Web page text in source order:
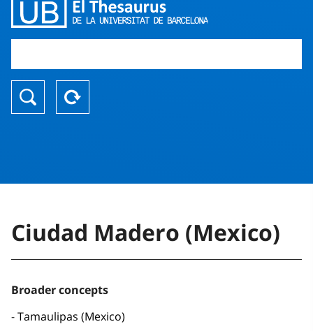
Ciudad Madero (Mexico)
Broader concepts
Tamaulipas (Mexico)